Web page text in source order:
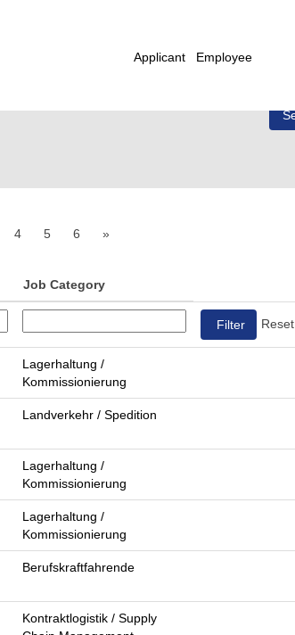
Applicant Employee
4 5 6 »
Job Category
Reset
Lagerhaltung /
Kommissionierung
Landverkehr / Spedition
Lagerhaltung /
Kommissionierung
Lagerhaltung /
Kommissionierung
Berufskraftfahrende
Kontraktlogistik / Supply